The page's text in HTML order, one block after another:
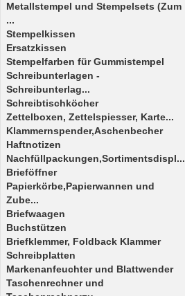
Metallstempel und Stempelsets (Zum
...
Stempelkissen
Ersatzkissen
Stempelfarben für Gummistempel
Schreibunterlagen -
Schreibunterlag...
Schreibtischköcher
Zettelboxen, Zettelspiesser, Karte...
Klammernspender,Aschenbecher
Haftnotizen
Nachfüllpackungen,Sortimentsdispl...
Brieföffner
Papierkörbe,Papierwannen und
Zube...
Briefwaagen
Buchstützen
Briefklemmer, Foldback Klammer
Schreibplatten
Markenanfeuchter und Blattwender
Taschenrechner und